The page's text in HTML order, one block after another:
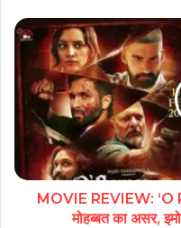
MOVIE REVIEW: ‘O
मोहब्बत का असर,